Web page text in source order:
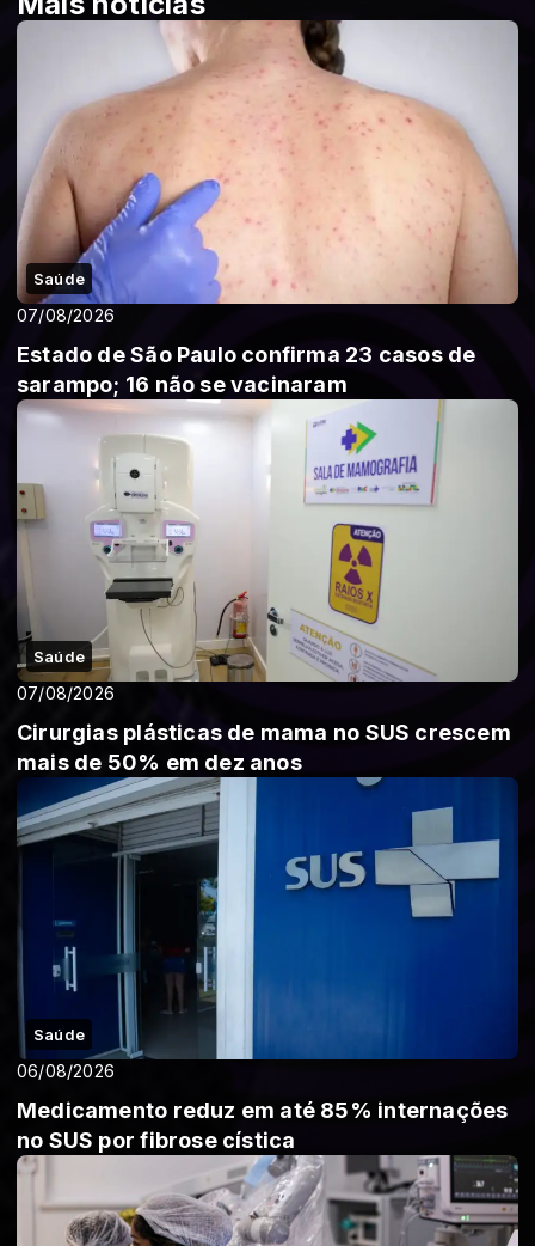
Saúde
07/08/2026
Estado de São Paulo confirma 23 casos de
sarampo; 16 não se vacinaram
Saúde
07/08/2026
Cirurgias plásticas de mama no SUS crescem
mais de 50% em dez anos
Saúde
06/08/2026
Medicamento reduz em até 85% internações
no SUS por fibrose cística